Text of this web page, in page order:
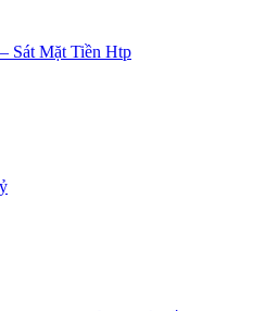
Sát Mặt Tiền Htp